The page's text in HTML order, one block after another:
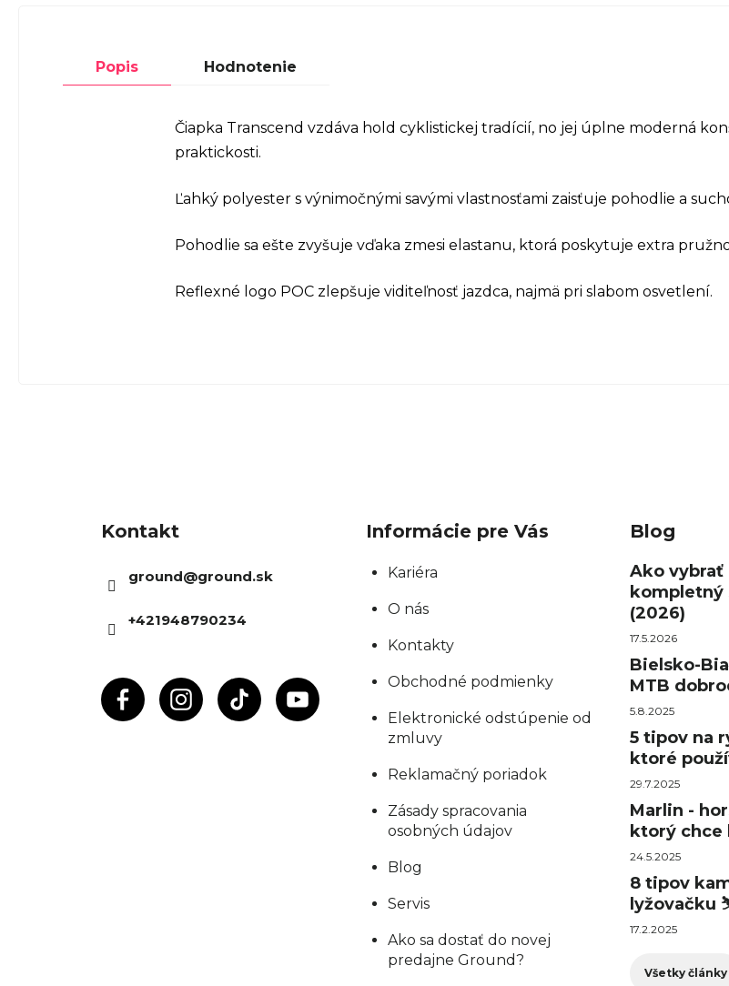
Popis Hodnotenie
Čiapka Transcend vzdáva hold cyklistickej tradícií, no jej úplne moderná
praktickosti.
Ľahký polyester s výnimočnými savými vlastnosťami zaisťuje pohodlie a
Pohodlie sa ešte zvyšuje vďaka zmesi elastanu, ktorá poskytuje extra
Reflexné logo POC zlepšuje viditeľnosť jazdca, najmä pri slabom osvetlení.
Kontakt
ground@ground.sk
+421948790234
Informácie pre Vás
Kariéra
O nás
Kontakty
Obchodné podmienky
Elektronické odstúpenie od
zmluvy
Reklamačný poriadok
Zásady spracovania
osobných údajov
Blog
Servis
Ako sa dostať do novej
predajne Ground?
Blog
Ako vybrať
kompletný
(2026)
17.5.2026
Bielsko-
MTB
5.8.2025
5 tipov na
ktoré
29.7.2025
Marlin -
ktorý chce
24.5.2025
8 tipov
lyžovačku
17.2.2025
Všetky články